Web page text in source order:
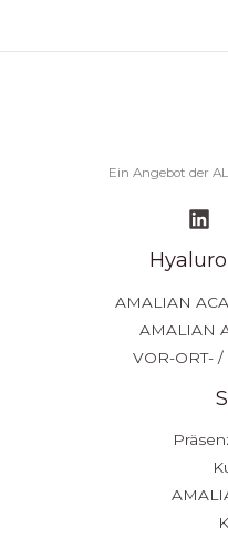
Ein Angebot der
AMALIAN
AMALIAN
VOR-ORT- /